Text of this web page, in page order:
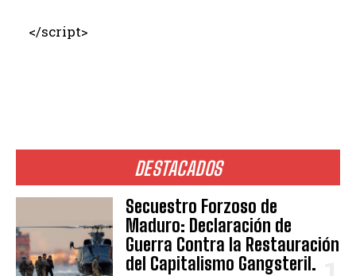
DESTACADOS
Secuestro Forzoso de
Maduro: Declaración de
Guerra Contra la Restauración
del Capitalismo Gangsteril.
</script>